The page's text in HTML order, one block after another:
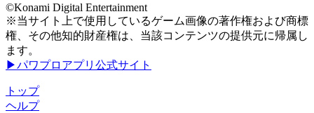
©Konami Digital Entertainment
※当サイト上で使用しているゲーム画像の著作権および商標
権、その他知的財産権は、当該コンテンツの提供元に帰属し
ます。
▶パワプロアプリ公式サイト
トップ
ヘルプ